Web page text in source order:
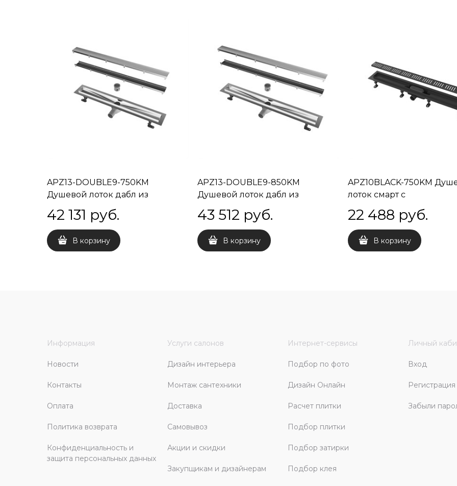
APZ13-DOUBLE9-750KM
Душевой лоток дабл из
нержавеющей стали, 75 см
42 131 руб.
В корзину
APZ13-DOUBLE9-850KM
Душевой лоток дабл из
нержавеющей стали, 85 см
43 512 руб.
В корзину
APZ10BLACK-750KM
лоток смарт с
перфорированной
черный, 75 см
22 488 руб.
В корзину
Информация
Новости
Контакты
Оплата
Политика возврата
Конфиденциальность и
защита персональных данных
Услуги салонов
Дизайн интерьера
Монтаж сантехники
Доставка
Самовывоз
Акции и скидки
Закупщикам и дизайнерам
Интернет-сервисы
Подбор по фото
Дизайн Онлайн
Расчет плитки
Подбор плитки
Подбор затирки
Подбор клея
Личный
Вход
Регистрация
Забыли